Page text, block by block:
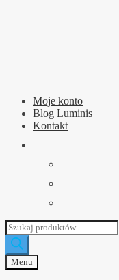
Moje konto
Blog Luminis
Kontakt
Wyszukiwarka
produktów
Menu